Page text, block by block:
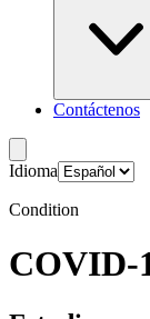
Contáctenos
Idioma
Condition
COVID-